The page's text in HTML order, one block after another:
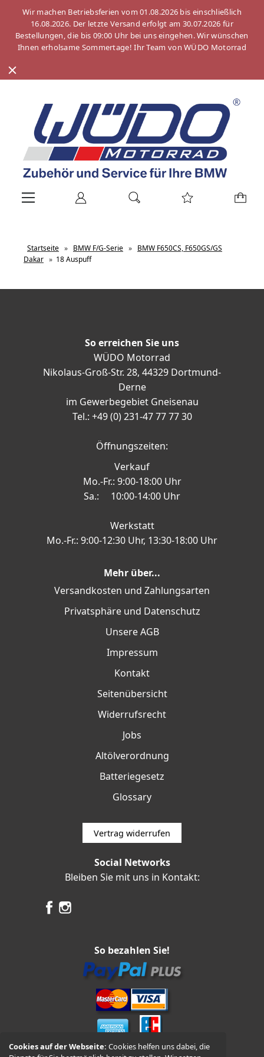
Cookies auf der Webseite:Cookies helfen uns dabei, die
Wir machen Betriebsferien vom 01.08.2026 bis einschließlich
16.08.2026. Der letzte Versand erfolgt am 30.07.2026 für
Bestellungen, die bis 09:00 Uhr bei uns eingehen. Wir wünschen
Ihnen erholsame Sommertage! Ihr Team von WÜDO Motorrad
Startseite » BMW F/G-Serie » BMW F650CS, F650GS/GS
Dakar » 18 Auspuff
So erreichen Sie uns
WÜDO Motorrad
Nikolaus-Groß-Str. 28, 44329 Dortmund-
Derne
im Gewerbegebiet Gneisenau
Tel.: +49 (0) 231-47 77 77 30
Öffnungszeiten:
Verkauf
Mo.-Fr.: 9:00-18:00 Uhr
Sa.: 10:00-14:00 Uhr
Werkstatt
Mo.-Fr.: 9:00-12:30 Uhr, 13:30-18:00 Uhr
Mehr über...
Versandkosten und Zahlungsarten
Privatsphäre und Datenschutz
Unsere AGB
Impressum
Kontakt
Seitenübersicht
Widerrufsrecht
Jobs
Altölverordnung
Batteriegesetz
Glossary
Vertrag widerrufen
Social Networks
Bleiben Sie mit uns in Kontakt:
So bezahlen Sie!